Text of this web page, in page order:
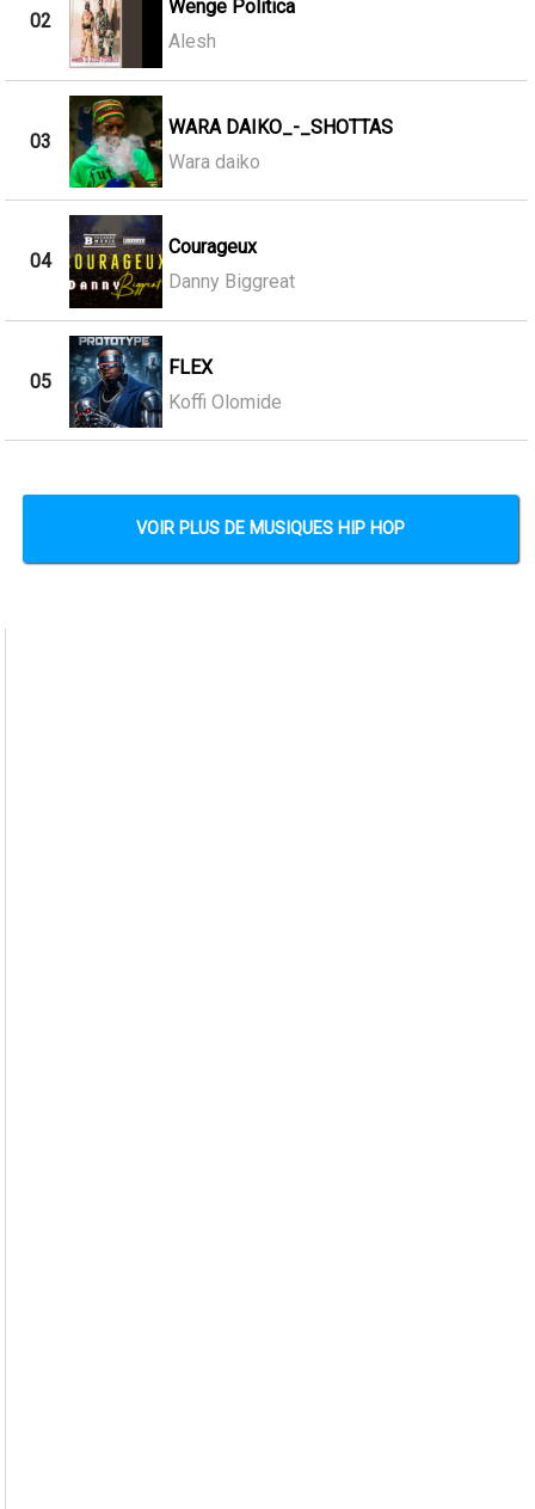
02
Wenge Politica
Alesh
03
WARA DAIKO_-_SHOTTAS
Wara daiko
04
Courageux
Danny Biggreat
05
FLEX
Koffi Olomide
VOIR PLUS DE MUSIQUES HIP HOP